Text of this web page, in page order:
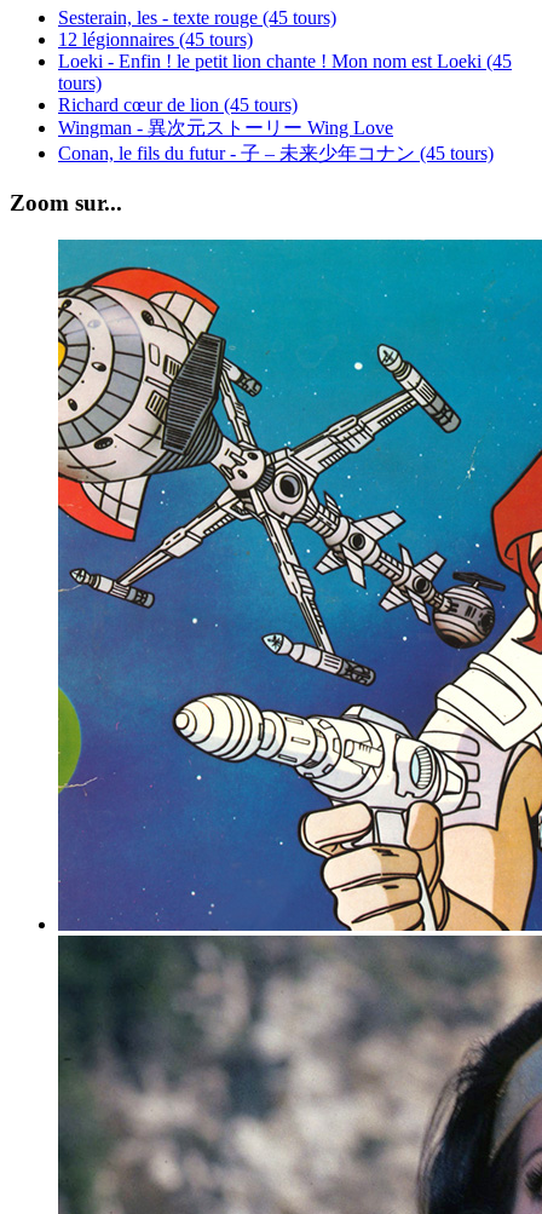
Sesterain, les - texte rouge (45 tours)
12 légionnaires (45 tours)
Loeki - Enfin ! le petit lion chante ! Mon nom est Loeki (45
tours)
Richard cœur de lion (45 tours)
Wingman - 異次元ストーリー Wing Love
Conan, le fils du futur - 子 – 未来少年コナン (45 tours)
Zoom sur...